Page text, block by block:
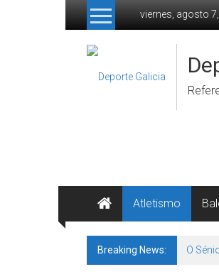
Skip to content
viernes, agosto
Atletismo
Breaking News: O